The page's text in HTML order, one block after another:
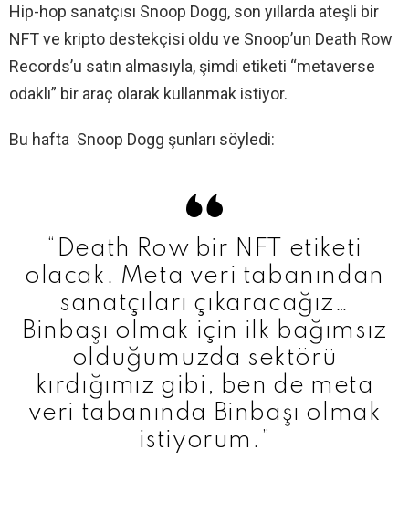
Hip-hop sanatçısı Snoop Dogg, son yıllarda ateşli bir
NFT ve kripto destekçisi oldu ve Snoop’un Death Row
Records’u satın almasıyla, şimdi etiketi “metaverse
odaklı” bir araç olarak kullanmak istiyor.
Bu hafta Snoop Dogg şunları söyledi:
“Death Row bir NFT etiketi
olacak. Meta veri tabanından
sanatçıları çıkaracağız…
Binbaşı olmak için ilk bağımsız
olduğumuzda sektörü
kırdığımız gibi, ben de meta
veri tabanında Binbaşı olmak
istiyorum.”